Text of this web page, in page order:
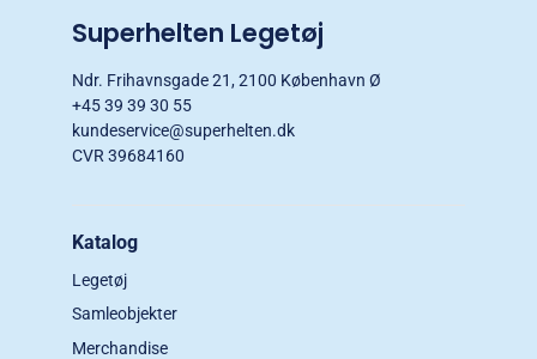
Superhelten Legetøj
Ndr. Frihavnsgade 21, 2100 København Ø
+45 39 39 30 55
kundeservice@superhelten.dk
CVR 39684160
Katalog
Legetøj
Samleobjekter
Merchandise